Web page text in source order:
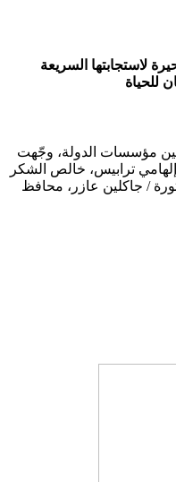
لاستجابتها السريعة
للحياة
مؤسسات الدولة، وجّهت
إلهامي ترابيس، خالص الشكر
/ جاكلين عازر، محافظ